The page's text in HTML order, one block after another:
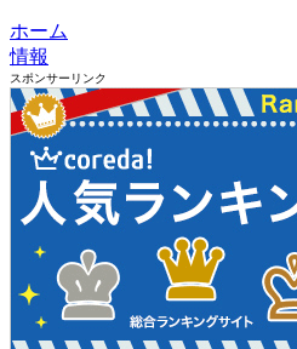
ホーム
情報
スポンサーリンク